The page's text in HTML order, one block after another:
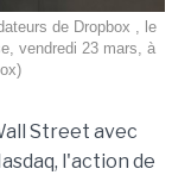
de Dropbox , le
vendredi 23 mars, à
Street avec
l'action de